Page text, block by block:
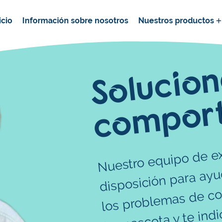
Información sobre nosotros Nuestros productos
Nuestro equipo de
disposición para
los
mas
mascota y